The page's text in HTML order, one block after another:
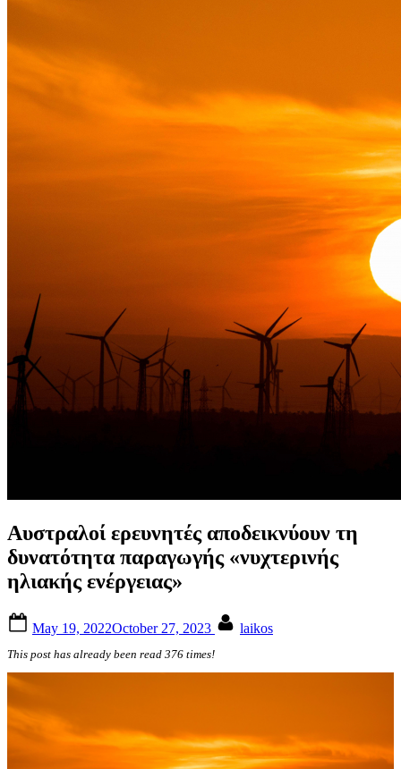
Αυστραλοί ερευνητές αποδεικνύουν τη
δυνατότητα παραγωγής «νυχτερινής
ηλιακής ενέργειας»
on
May 19, 2022October 27, 2023 laikos
This post has already been read 376 times!